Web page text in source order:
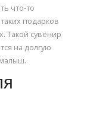
что-то
подарков
Такой сувенир
на долгую